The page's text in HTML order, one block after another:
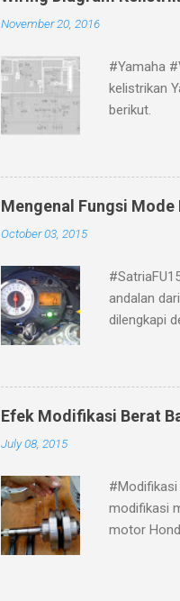
November 20, 2016
#Yamaha
kelistrikan
berikut.
Mengenal Fungsi Mode
October 03, 2015
andalan
dilengkapi
Fungsi
lebih
mode
pengingat
Efek Modifikasi Berat
July 08, 2015
#Modifikasi
modifikasi
motor
untuk